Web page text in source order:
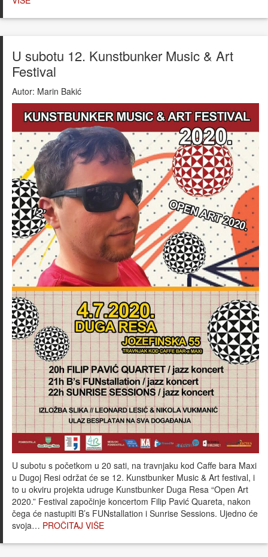
U subotu 12. Kunstbunker Music & Art
Festival
Autor: Marin Bakić
U subotu s početkom u 20 sati, na travnjaku kod Caffe bara Maxi
u Dugoj Resi održat će se 12. Kunstbunker Music & Art festival, i
to u okviru projekta udruge Kunstbunker Duga Resa “Open Art
2020.” Festival započinje koncertom Filip Pavić Quareta, nakon
čega će nastupiti B’s FUNstallation i Sunrise Sessions. Ujedno će
svoja… PROČITAJ VIŠE